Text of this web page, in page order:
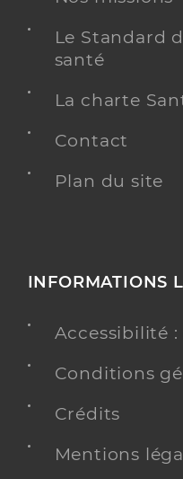
Le Standard
santé
La charte
Contact
Plan du site
INFORMATIONS
Accessibilité
Conditions
Crédits
Mentions